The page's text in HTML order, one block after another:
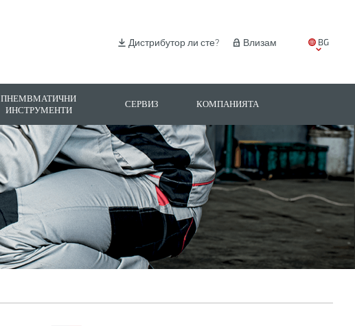
BG
PL
Влизам
Дистрибутор ли сте?
ПНЕМВМАТИЧНИ
ИНСТРУМЕНТИ
СЕРВИЗ КОМПАНИЯТА